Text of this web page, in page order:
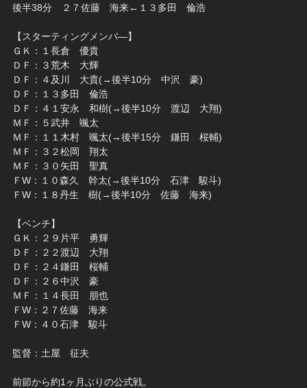
後半38分 ２７佐藤 海来←１３多田 倫浩
【スターティングメンバ―】
ＧＫ：１長倉 優貴
ＤＦ：３荒木 大輝
ＤＦ：４及川 大貴(→後半10分 中沢 豪)
ＤＦ：１３多田 倫浩
ＤＦ：４１安永 和樹(→後半10分 渡辺 大翔)
ＭＦ：５武井 颯太
ＭＦ：１１木村 颯太(→後半15分 鎌田 桜輔)
ＭＦ：３２松岡 翔太
ＭＦ：３０矢田 聖真
ＦW：１０森久 幹太(→後半10分 石津 駿斗)
ＦW：１８丹生 樹(→後半10分 佐藤 海来)
【ベンチ】
ＧＫ：２９片平 勇輝
ＤＦ：２２渡辺 大翔
ＤＦ：２４鎌田 桜輔
ＤＦ：２６中沢 豪
ＭＦ：１４長田 朋也
ＦW：２７佐藤 海来
ＦW：４０石津 駿斗
監督：土屋 征夫
前節から約1ヶ月ぶりの公式戦。